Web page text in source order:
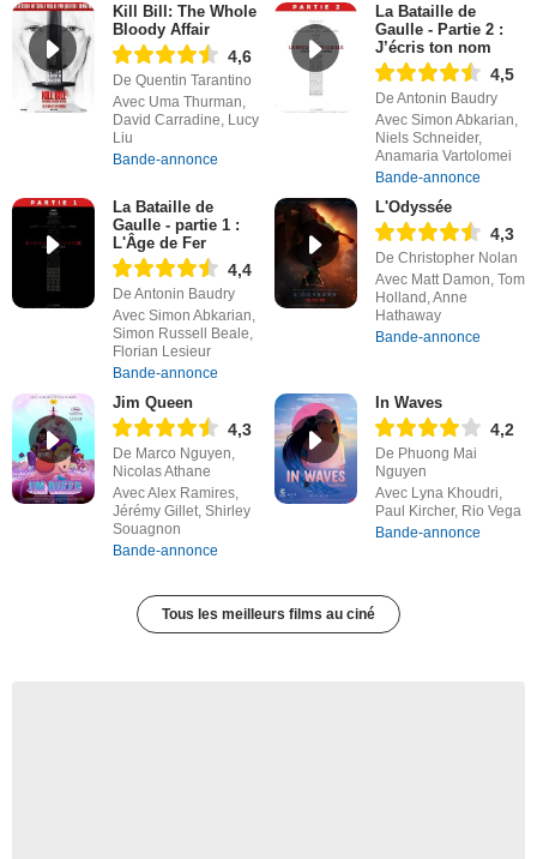
Kill Bill: The Whole
Bloody Affair
4,6
De Quentin Tarantino
Avec Uma Thurman,
David Carradine, Lucy
Liu
Bande-annonce
La Bataille de
Gaulle - Partie 2 :
J’écris ton nom
4,5
De Antonin Baudry
Avec Simon Abkarian,
Niels Schneider,
Anamaria Vartolomei
Bande-annonce
La Bataille de
Gaulle - partie 1 :
L'Âge de Fer
4,4
De Antonin Baudry
Avec Simon Abkarian,
Simon Russell Beale,
Florian Lesieur
Bande-annonce
L'Odyssée
4,3
De Christopher Nolan
Avec Matt Damon, Tom
Holland, Anne
Hathaway
Bande-annonce
Jim Queen
4,3
De Marco Nguyen,
Nicolas Athane
Avec Alex Ramires,
Jérémy Gillet, Shirley
Souagnon
Bande-annonce
In Waves
4,2
De Phuong Mai
Nguyen
Avec Lyna Khoudri,
Paul Kircher, Rio Vega
Bande-annonce
Tous les meilleurs films au ciné